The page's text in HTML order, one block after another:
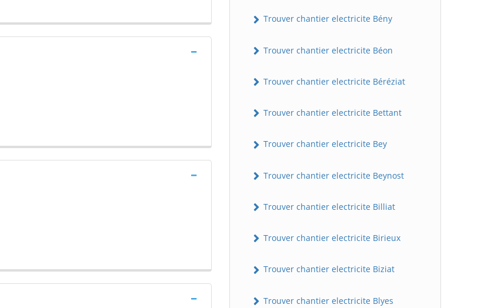
Trouver chantier electricite Bény
Trouver chantier electricite Béon
Trouver chantier electricite Béréziat
Trouver chantier electricite Bettant
Trouver chantier electricite Bey
Trouver chantier electricite Beynost
Trouver chantier electricite Billiat
Trouver chantier electricite Birieux
Trouver chantier electricite Biziat
Trouver chantier electricite Blyes